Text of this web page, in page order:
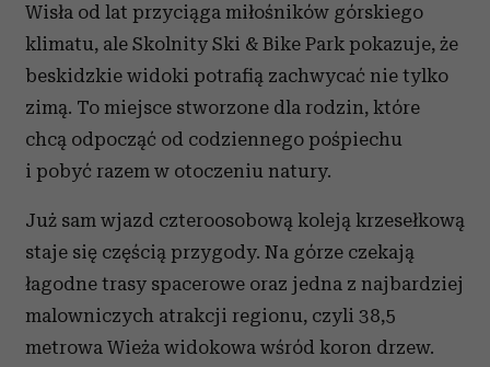
Wisła od lat przyciąga miłośników górskiego
klimatu, ale Skolnity Ski & Bike Park pokazuje, że
beskidzkie widoki potrafią zachwycać nie tylko
zimą. To miejsce stworzone dla rodzin, które
chcą odpocząć od codziennego pośpiechu
i pobyć razem w otoczeniu natury.
Już sam wjazd czteroosobową koleją krzesełkową
staje się częścią przygody. Na górze czekają
łagodne trasy spacerowe oraz jedna z najbardziej
malowniczych atrakcji regionu, czyli 38,5
metrowa Wieża widokowa wśród koron drzew.